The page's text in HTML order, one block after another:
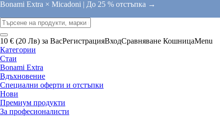
Bonami Extra × Micadoni | До 25 % отстъпка →
10 € (20 Лв) за ВасРегистрацияВходСравняване КошницаMenu
Категории
Стаи
Bonami Extra
Вдъхновение
Специални оферти и отстъпки
Нови
Премиум продукти
За професионалисти